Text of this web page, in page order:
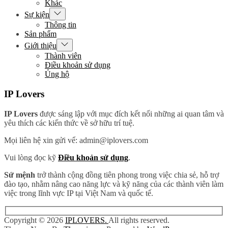
Khác
Sự kiện
Show
sub
menu
Thông tin
Sản phẩm
Giới thiệu
Show
sub
menu
Thành viên
Điều khoản sử dụng
Ủng hộ
IP Lovers
IP Lovers được sáng lập với mục đích kết nối những ai quan tâm và
yêu thích các kiến thức về sở hữu trí tuệ.
Mọi liên hệ xin gửi vể: admin@iplovers.com
Vui lòng đọc kỹ Điều khoản sử dụng.
Sứ mệnh trở thành cộng đồng tiên phong trong việc chia sẻ, hỗ trợ
đào tạo, nhằm nâng cao năng lực và kỹ năng của các thành viên làm
việc trong lĩnh vực IP tại Việt Nam và quốc tế.
Copyright © 2026 IPLOVERS. All rights reserved.